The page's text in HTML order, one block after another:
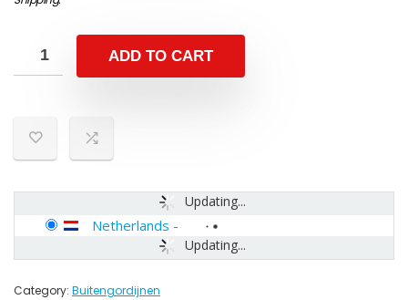
ADD TO CART
Updating...
Updating...
Netherlands -
Category: Buitengordijnen